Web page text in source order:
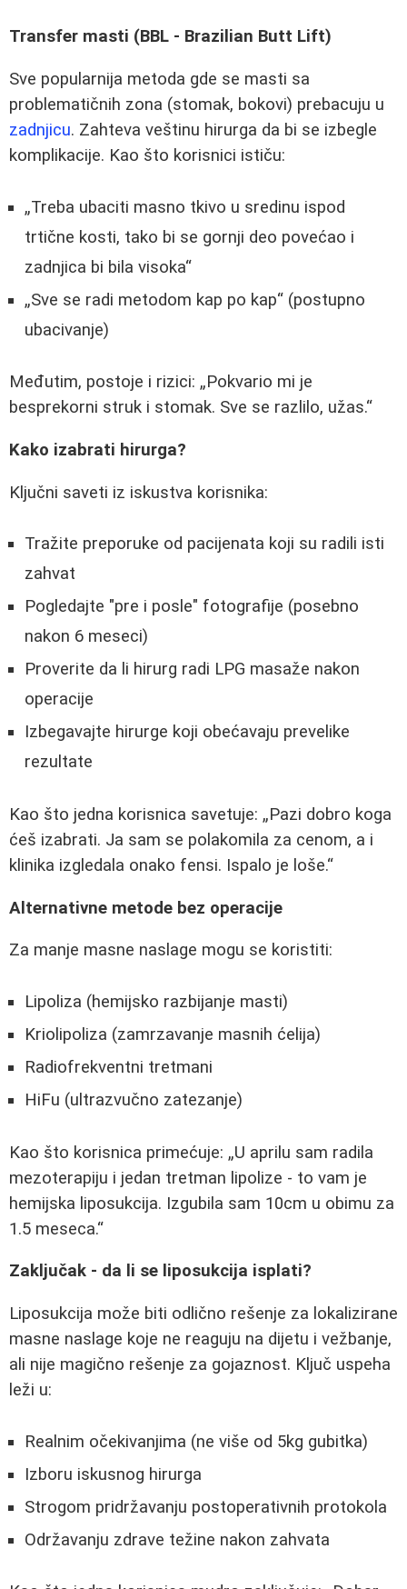
Transfer masti (BBL - Brazilian Butt Lift)
Sve popularnija metoda gde se masti sa
problematičnih zona (stomak, bokovi) prebacuju u
zadnjicu. Zahteva veštinu hirurga da bi se izbegle
komplikacije. Kao što korisnici ističu:
Treba ubaciti masno tkivo u sredinu ispod
trtične kosti, tako bi se gornji deo povećao i
zadnjica bi bila visoka
Sve se radi metodom kap po kap
(postupno
ubacivanje)
Međutim, postoje i rizici:
Pokvario mi je
besprekorni struk i stomak. Sve se razlilo, užas.
Kako izabrati hirurga?
Ključni saveti iz iskustva korisnika:
Tražite preporuke od pacijenata koji su radili isti
zahvat
Pogledajte "pre i posle" fotografije (posebno
nakon 6 meseci)
Proverite da li hirurg radi LPG masaže nakon
operacije
Izbegavajte hirurge koji obećavaju prevelike
rezultate
Kao što jedna korisnica savetuje:
Pazi dobro koga
ćeš izabrati. Ja sam se polakomila za cenom, a i
klinika izgledala onako fensi. Ispalo je loše.
Alternativne metode bez operacije
Za manje masne naslage mogu se koristiti:
Lipoliza (hemijsko razbijanje masti)
Kriolipoliza (zamrzavanje masnih ćelija)
Radiofrekventni tretmani
HiFu (ultrazvučno zatezanje)
Kao što korisnica primećuje:
U aprilu sam radila
mezoterapiju i jedan tretman lipolize - to vam je
hemijska liposukcija. Izgubila sam 10cm u obimu za
1.5 meseca.
Zaključak - da li se liposukcija isplati?
Liposukcija može biti odlično rešenje za lokalizirane
masne naslage koje ne reaguju na dijetu i vežbanje,
ali nije magično rešenje za gojaznost. Ključ uspeha
leži u:
Realnim očekivanjima (ne više od 5kg gubitka)
Izboru iskusnog hirurga
Strogom pridržavanju postoperativnih protokola
Održavanju zdrave težine nakon zahvata